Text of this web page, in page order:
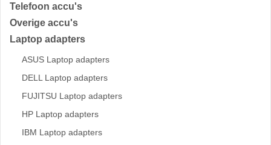
Telefoon accu's
Overige accu's
Laptop adapters
ASUS Laptop adapters
DELL Laptop adapters
FUJITSU Laptop adapters
HP Laptop adapters
IBM Laptop adapters